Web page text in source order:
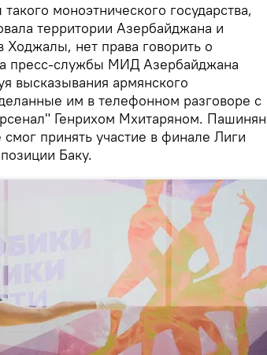
моноэтнического государства,
территории Азербайджана и
нет права говорить о
пресс-службы МИД Азербайджана
высказывания армянского
им в телефонном разговоре с
Генрихом Мхитаряном. Пашинян
смог принять участие в финале Лиги
Баку.